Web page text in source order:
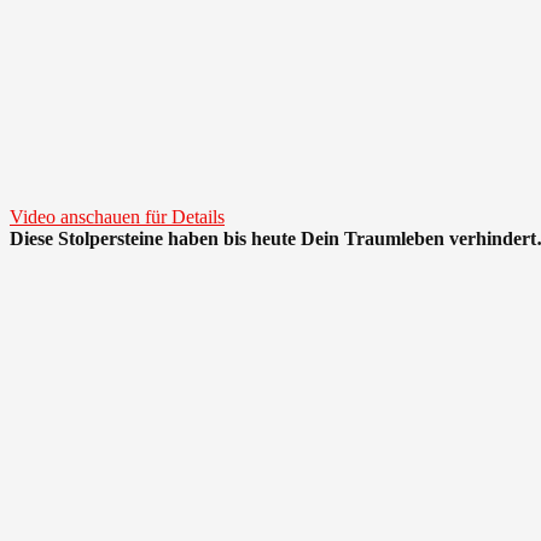
Video anschauen für Details
Diese Stolpersteine haben bis heute Dein Traumleben